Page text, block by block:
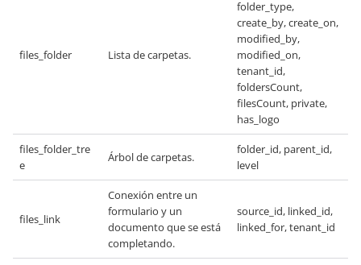
files_folder Lista de carpetas.
folder_type,
create_by, create_on,
modified_by,
modified_on,
tenant_id,
foldersCount,
filesCount, private,
has_logo
files_folder_tre
e
Árbol de carpetas.
folder_id, parent_id,
level
files_link
Conexión entre un
formulario y un
documento que se está
completando.
source_id, linked_id,
linked_for, tenant_id